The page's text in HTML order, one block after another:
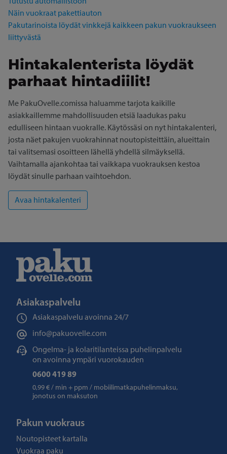
Näin vuokraat pakettiauton
Pakutarinoista löydät vinkkejä kaikkeen pakun vuokraukseen
liittyvästä
Hintakalenterista löydät
parhaat hintadiilit!
Me PakuOvelle.comissa haluamme tarjota kaikille
asiakkaillemme mahdollisuuden etsiä laadukas paku
edulliseen hintaan vuokralle. Käytössäsi on nyt hintakalenteri,
josta näet pakujen vuokrahinnat noutopisteittäin, alueittain
tai valitsemasi osoitteen lähellä yhdellä silmäyksellä.
Vaihtamalla ajankohtaa tai vaikkapa vuokrauksen kestoa
löydät sinulle parhaan vaihtoehdon.
Asiakaspalvelu
Asiakaspalvelu avoinna 24/7
info@pakuovelle.com
Ongelma- ja kolaritilanteissa puhelinpalvelu
on avoinna ympäri vuorokauden
0600 419 89
0,99 € / min + ppm / mobiilimatkapuhelinmaksu,
jonotus on maksuton
Pakun vuokraus
Noutopisteet kartalla
Vuokraa paku